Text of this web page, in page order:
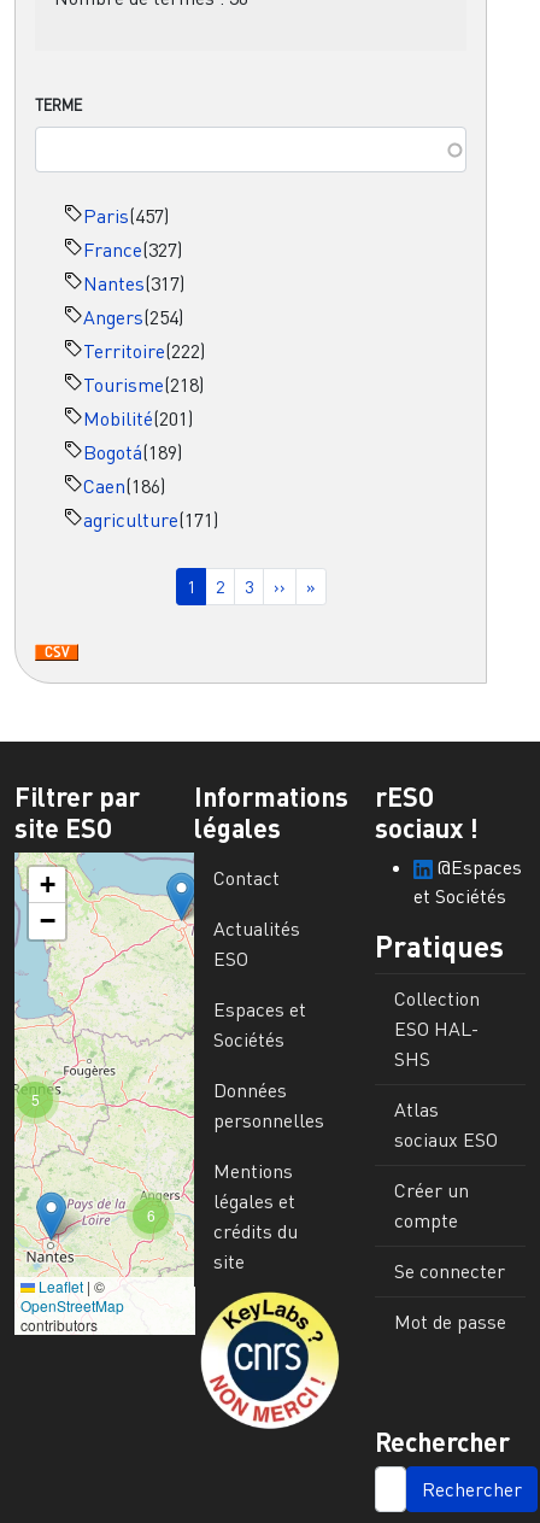
TERME
Paris(457)
France(327)
Nantes(317)
Angers(254)
Territoire(222)
Tourisme(218)
Mobilité(201)
Bogotá(189)
Caen(186)
agriculture(171)
Page courante
1 Page
2 Page
3 Page suivante
›› Dernière page
»
Filtrer par
site ESO
6
5
+
−
Leaflet | ©
OpenStreetMap
contributors
Informations
légales
Contact
Actualités
ESO
Espaces et
Sociétés
Données
personnelles
Mentions
légales et
crédits du
site
Image
rESO
sociaux !
@Espaces
et Sociétés
Pratiques
Collection
ESO HAL-
SHS
Atlas
sociaux ESO
Créer un
compte
Se connecter
Mot de passe
Rechercher
SEARCH